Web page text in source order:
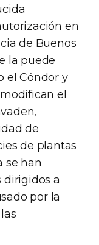
en
de Buenos
la puede
el Cóndor y
el
de
de plantas
se han
dirigidos a
por la